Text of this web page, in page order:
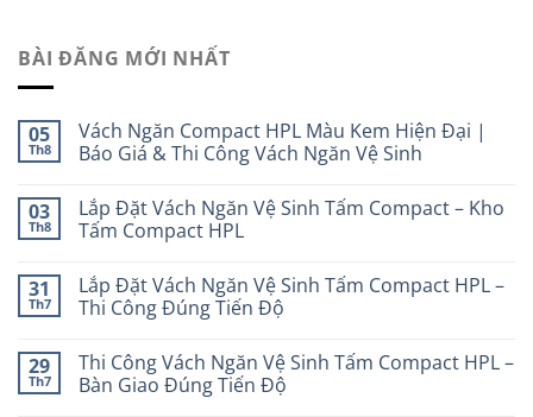
BÀI ĐĂNG MỚI NHẤT
05
Th8
Vách Ngăn Compact HPL Màu Kem Hiện Đại |
Báo Giá & Thi Công Vách Ngăn Vệ Sinh
03
Th8
Lắp Đặt Vách Ngăn Vệ Sinh Tấm Compact – Kho
Tấm Compact HPL
31
Th7
Lắp Đặt Vách Ngăn Vệ Sinh Tấm Compact HPL –
Thi Công Đúng Tiến Độ
29
Th7
Thi Công Vách Ngăn Vệ Sinh Tấm Compact HPL –
Bàn Giao Đúng Tiến Độ